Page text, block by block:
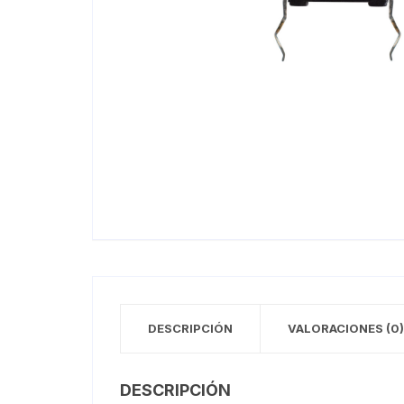
DESCRIPCIÓN VALORACIONES (0)
DESCRIPCIÓN